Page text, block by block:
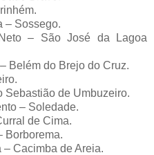
– Sossego.
– São José da Lagoa
Belém do Brejo do Cruz.
Sebastião de Umbuzeiro.
– Soledade.
de Cima.
Borborema.
Cacimba de Areia.